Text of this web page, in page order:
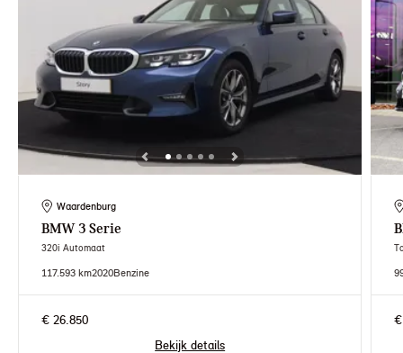
Waardenburg
BMW 3 Serie
320i Automaat
117.593 km2020Benzine
€ 26.850
Bekijk details
€